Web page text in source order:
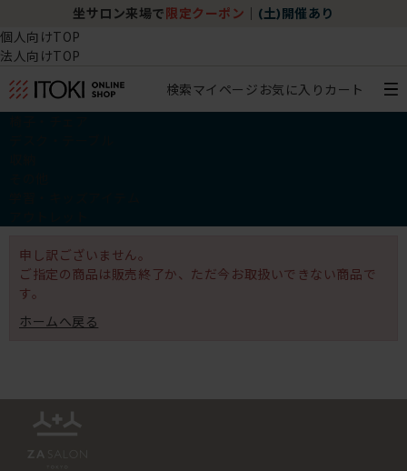
坐サロン来場で 限定クーポン (土)開催あり
個人向けTOP
法人向けTOP
検索マイページ お気に入り カート
申し訳ございません。
ご指定の商品は販売終了か、ただ今お取扱いできない商品で
す。
ホームへ戻る